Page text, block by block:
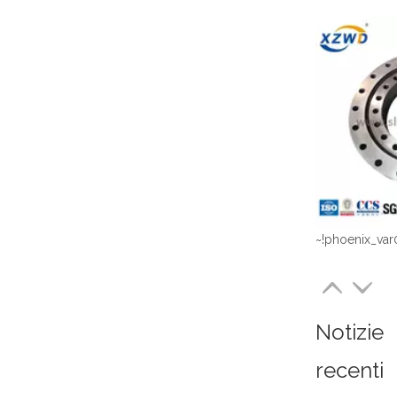
Notizie
recenti